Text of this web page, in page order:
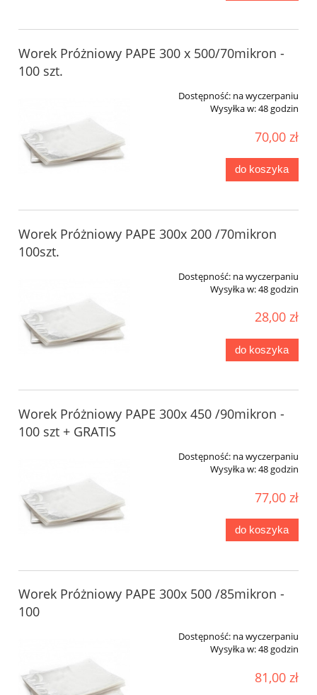
Worek Próżniowy PAPE 300 x 500/70mikron -
100 szt.
Dostępność: na wyczerpaniu
Wysyłka w:48 godzin
70,00 zł
do koszyka
Worek Próżniowy PAPE 300x 200 /70mikron
100szt.
Dostępność: na wyczerpaniu
Wysyłka w:48 godzin
28,00 zł
do koszyka
Worek Próżniowy PAPE 300x 450 /90mikron -
100 szt + GRATIS
Dostępność: na wyczerpaniu
Wysyłka w:48 godzin
77,00 zł
do koszyka
Worek Próżniowy PAPE 300x 500 /85mikron -
100
Dostępność: na wyczerpaniu
Wysyłka w:48 godzin
81,00 zł